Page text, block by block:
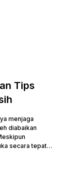
lebih sehat
pipi. Tentu
Tips
menjaga
diabaikan
secara tepat
sehat dan